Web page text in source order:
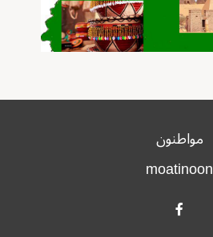
مواطنون
moatinoon